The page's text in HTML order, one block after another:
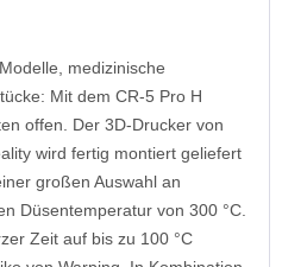
medizinische
Mit dem CR-5 Pro H
offen. Der 3D-Drucker von
wird fertig montiert geliefert
großen Auswahl an
Düsentemperatur von 300 °C.
Zeit auf bis zu 100 °C